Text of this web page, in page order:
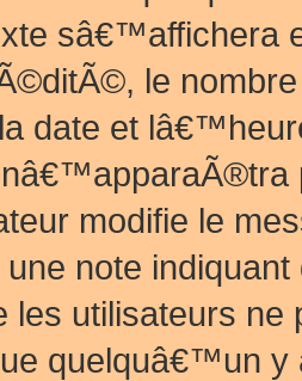
sâ€™affichera
le
date et
modifie le
une note
les utilisateurs
quelquâ€™un y